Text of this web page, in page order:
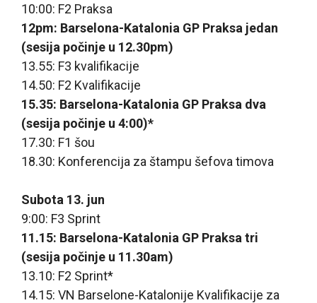
10:00: F2 Praksa
12pm: Barselona-Katalonia GP Praksa jedan
(sesija počinje u 12.30pm)
13.55: F3 kvalifikacije
14.50: F2 Kvalifikacije
15.35: Barselona-Katalonia GP Praksa dva
(sesija počinje u 4:00)*
17.30: F1 šou
18.30: Konferencija za štampu šefova timova
Subota 13. jun
9:00: F3 Sprint
11.15: Barselona-Katalonia GP Praksa tri
(sesija počinje u 11.30am)
13.10: F2 Sprint*
14.15: VN Barselone-Katalonije Kvalifikacije za